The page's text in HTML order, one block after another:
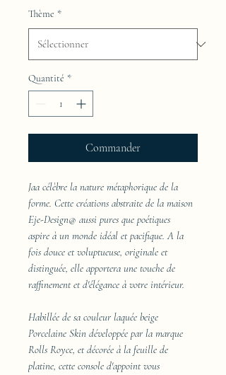
Thème *
Quantité *
Commander
Jaa célèbre la nature métaphorique de la
forme. Cette créations abstraite de la maison
Eje-Design@ aussi pures que poétiques
aspire à un monde idéal et pacifique. A la
fois douce et voluptueuse, originale et
distinguée, elle apportera une touche de
raffinement et d'élégance à votre intérieur.
Habillée de sa couleur laquée beige
Porcelaine Skin développée par la marque
Rolls Royce, et décorée à la feuille de
platine, cette console d'appoint vous